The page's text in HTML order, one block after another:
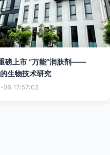
磅上市 “万能”润肤剂——
生物技术研究
06 17:57:03